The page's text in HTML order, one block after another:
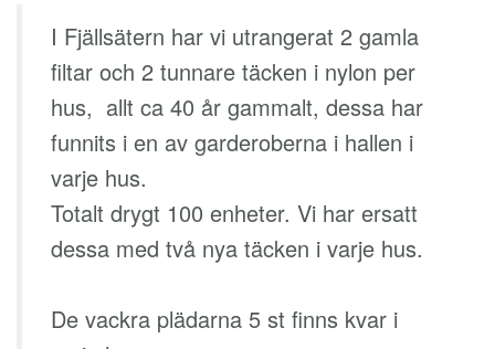
I Fjällsätern har vi utrangerat 2 gamla
filtar och 2 tunnare täcken i nylon per
hus, allt ca 40 år gammalt, dessa har
funnits i en av garderoberna i hallen i
varje hus.
Totalt drygt 100 enheter. Vi har ersatt
dessa med två nya täcken i varje hus.
De vackra plädarna 5 st finns kvar i